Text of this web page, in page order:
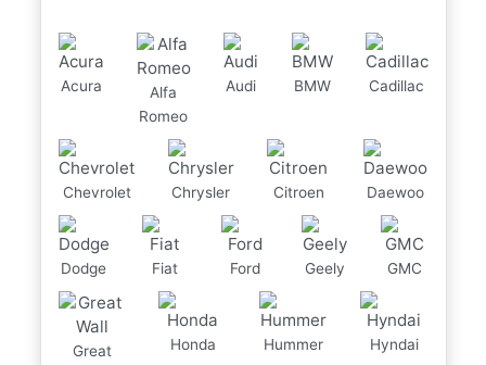
Acura
Alfa
Romeo
Audi BMW Cadillac
Chevrolet Chrysler Citroen Daewoo
Dodge Fiat Ford Geely GMC
Great
Honda Hummer Hyndai